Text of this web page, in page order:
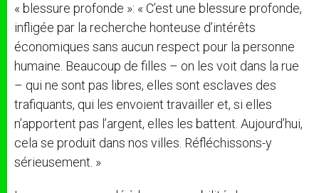
« blessure profonde »: « C’est une blessure profonde,
infligée par la recherche honteuse d’intérêts
économiques sans aucun respect pour la personne
humaine. Beaucoup de filles – on les voit dans la rue
– qui ne sont pas libres, elles sont esclaves des
trafiquants, qui les envoient travailler et, si elles
n’apportent pas l’argent, elles les battent. Aujourd’hui,
cela se produit dans nos villes. Réfléchissons-y
sérieusement. »